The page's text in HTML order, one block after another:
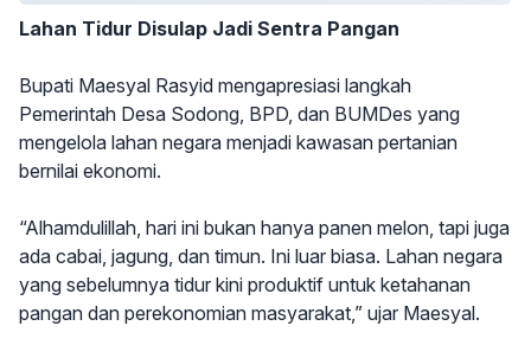
Lahan Tidur Disulap Jadi Sentra Pangan
Bupati Maesyal Rasyid mengapresiasi langkah
Pemerintah Desa Sodong, BPD, dan BUMDes yang
mengelola lahan negara menjadi kawasan pertanian
bernilai ekonomi.
“Alhamdulillah, hari ini bukan hanya panen melon, tapi juga
ada cabai, jagung, dan timun. Ini luar biasa. Lahan negara
yang sebelumnya tidur kini produktif untuk ketahanan
pangan dan perekonomian masyarakat,” ujar Maesyal.